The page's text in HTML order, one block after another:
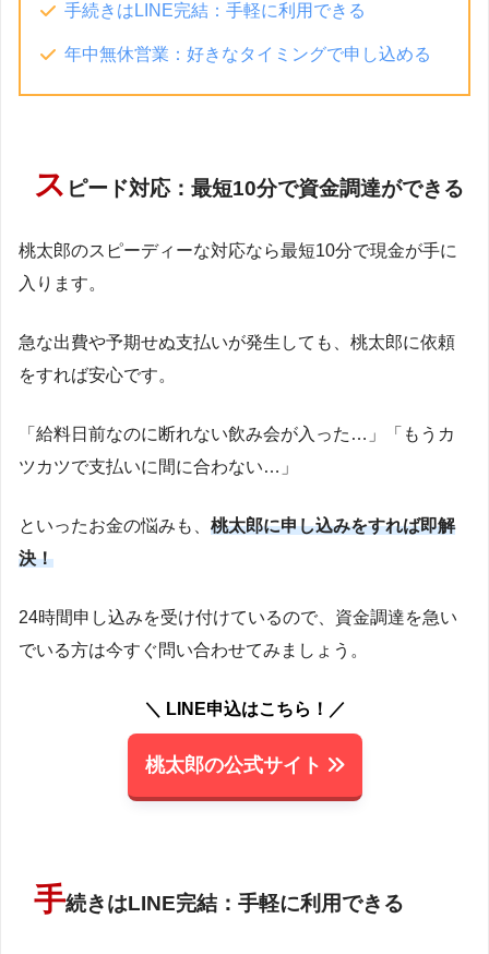
手続きはLINE完結：手軽に利用できる
年中無休営業：好きなタイミングで申し込める
ス ピード対応：最短10分で資金調達ができる
桃太郎のスピーディーな対応なら最短10分で現金が手に
入ります。
急な出費や予期せぬ支払いが発生しても、桃太郎に依頼
をすれば安心です。
「給料日前なのに断れない飲み会が入った…」「もうカ
ツカツで支払いに間に合わない…」
といったお金の悩みも、 桃太郎に申し込みをすれば即解
決！
24時間申し込みを受け付けているので、資金調達を急い
でいる方は今すぐ問い合わせてみましょう。
＼ LINE申込はこちら！／
桃太郎の公式サイト
手続きはLINE完結：手軽に利用できる